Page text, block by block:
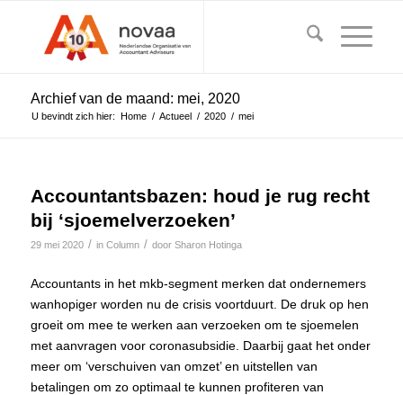
Archief van de maand: mei, 2020
U bevindt zich hier: Home / Actueel / 2020 / mei
Accountantsbazen: houd je rug recht
bij ‘sjoemelverzoeken’
29 mei 2020 / in Column / door Sharon Hotinga
Accountants in het mkb-segment merken dat ondernemers
wanhopiger worden nu de crisis voortduurt. De druk op hen
groeit om mee te werken aan verzoeken om te sjoemelen
met aanvragen voor coronasubsidie. Daarbij gaat het onder
meer om ‘verschuiven van omzet’ en uitstellen van
betalingen om zo optimaal te kunnen profiteren van